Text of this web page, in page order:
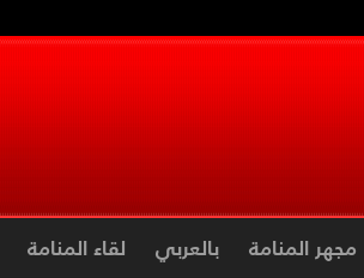
مجهر المنامة بالعربي لقاء المنامة